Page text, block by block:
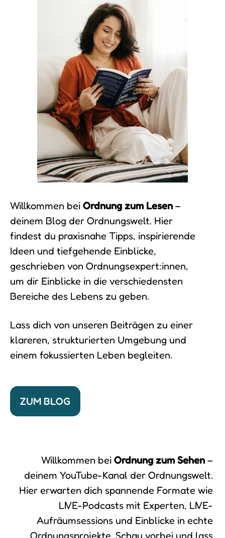
Willkommen bei Ordnung zum Lesen–
deinem Blog der Ordnungswelt. Hier
findest du praxisnahe Tipps, inspirierende
Ideen und tiefgehende Einblicke,
geschrieben von Ordnungsexpert:innen,
um dir Einblicke in die verschiedensten
Bereiche des Lebens zu geben.
Lass dich von unseren Beiträgen zu einer
klareren, strukturierten Umgebung und
einem fokussierten Leben begleiten.
ZUM BLOG
Willkommen beiOrdnung zum Sehen–
deinem YouTube-Kanal der Ordnungswelt.
Hier erwarten dich spannende Formate wie
LIVE-Podcasts mit Experten, LIVE-
Aufräumsessions und Einblicke in echte